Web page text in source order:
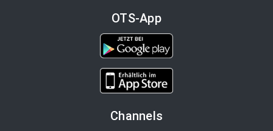
OTS-App
Channels